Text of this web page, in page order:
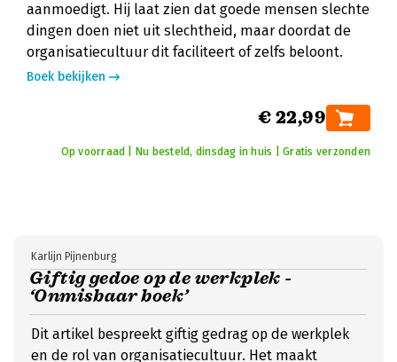
aanmoedigt. Hij laat zien dat goede mensen slechte
dingen doen niet uit slechtheid, maar doordat de
organisatiecultuur dit faciliteert of zelfs beloont.
Boek bekijken
€ 22,99
Op voorraad | Nu besteld, dinsdag in huis | Gratis verzonden
Giftig gedoe op de werkplek -
‘Onmisbaar boek’
Karlijn Pijnenburg
Dit artikel bespreekt giftig gedrag op de werkplek
en de rol van organisatiecultuur. Het maakt